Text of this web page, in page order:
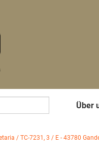
Über
/ TC-7231, 3 / E - 43780